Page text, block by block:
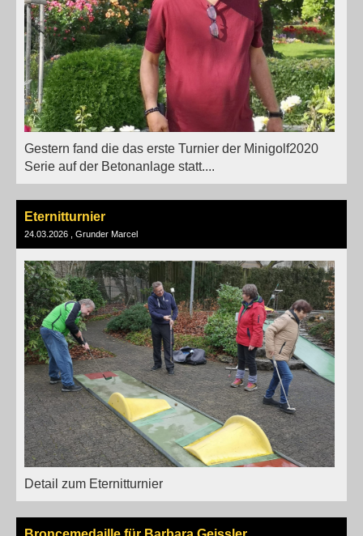
Gestern fand die das erste Turnier der Minigolf2020
Serie auf der Betonanlage statt....
Eternitturnier
24.03.2026 , Grunder Marcel
Detail zum Eternitturnier